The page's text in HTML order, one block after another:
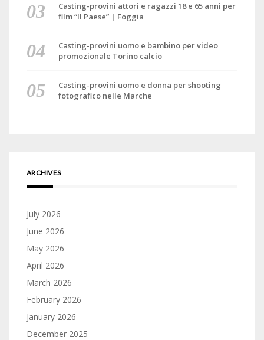
Casting-provini attori e ragazzi 18 e 65 anni per
film “Il Paese” | Foggia
Casting-provini uomo e bambino per video
promozionale Torino calcio
Casting-provini uomo e donna per shooting
fotografico nelle Marche
ARCHIVES
July 2026
June 2026
May 2026
April 2026
March 2026
February 2026
January 2026
December 2025